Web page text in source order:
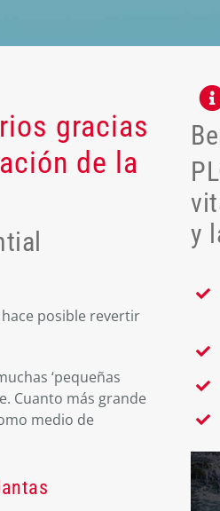
gracias
de la
posible revertir
‘pequeñas
Cuanto más grande
medio de
y